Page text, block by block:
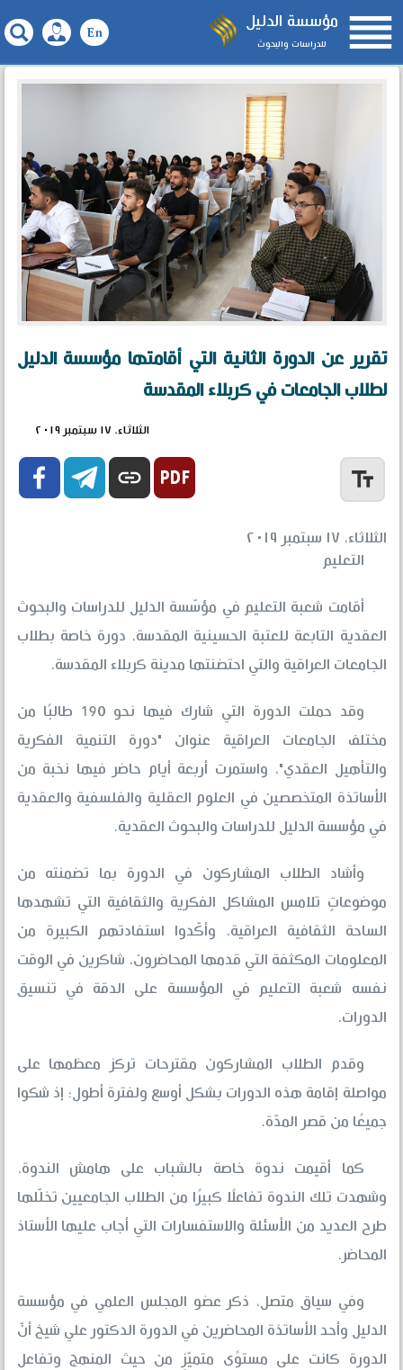
مؤسسة الدليل
للدراسات والبحوث 
تقرير عن الدورة الثانية التي أقامتها مؤسسة الدليل
لطلاب الجامعات في كربلاء المقدسة
الثلاثاء، ١٧ سبتمبر ٢٠١٩
  link text_fields
الثلاثاء، ١٧ سبتمبر ٢٠١٩
التعليم
أقامت شعبة التعليم في مؤسّسة الدليل للدراسات والبحوث
العقدية التابعة للعتبة الحسينية المقدسة، دورة خاصة بطلاب
الجامعات العراقية والتي احتضنتها مدينة كربلاء المقدسة.
وقد حملت الدورة التي شارك فيها نحو 190 طالبًا من
مختلف الجامعات العراقية عنوان "دورة التنمية الفكرية
والتأهيل العقدي"، واستمرت أربعة أيام حاضر فيها نخبة من
الأساتذة المتخصصين في العلوم العقلية والفلسفية والعقدية
في مؤسسة الدليل للدراسات والبحوث العقدية.
وأشاد الطلاب المشاركون في الدورة بما تضمنته من
موضوعاتٍ تلامس المشاكل الفكرية والثقافية التي تشهدها
الساحة الثقافية العراقية، وأكّدوا استفادتهم الكبيرة من
المعلومات المكثفة التي قدمها المحاضرون، شاكرين في الوقت
نفسه شعبة التعليم في المؤسسة على الدقة في تنسيق
الدورات.
وقدم الطلاب المشاركون مقترحات تركز معظمها على
مواصلة إقامة هذه الدورات بشكل أوسع ولفترة أطول؛ إذ شكوا
جميعًا من قصر المدّة.
كما أقيمت ندوة خاصة بالشباب على هامش الندوة،
وشهدت تلك الندوة تفاعلًا كبيرًا من الطلاب الجامعيين تخلّلها
طرح العديد من الأسئلة والاستفسارات التي أجاب عليها الأستاذ
المحاضر.
وفي سياق متصل، ذكر عضو المجلس العلمي في مؤسسة
الدليل وأحد الأساتذة المحاضرين في الدورة الدكتور علي شيخ أنّ
الدورة كانت على مستوًى متميّزٍ من حيث المنهج وتفاعل